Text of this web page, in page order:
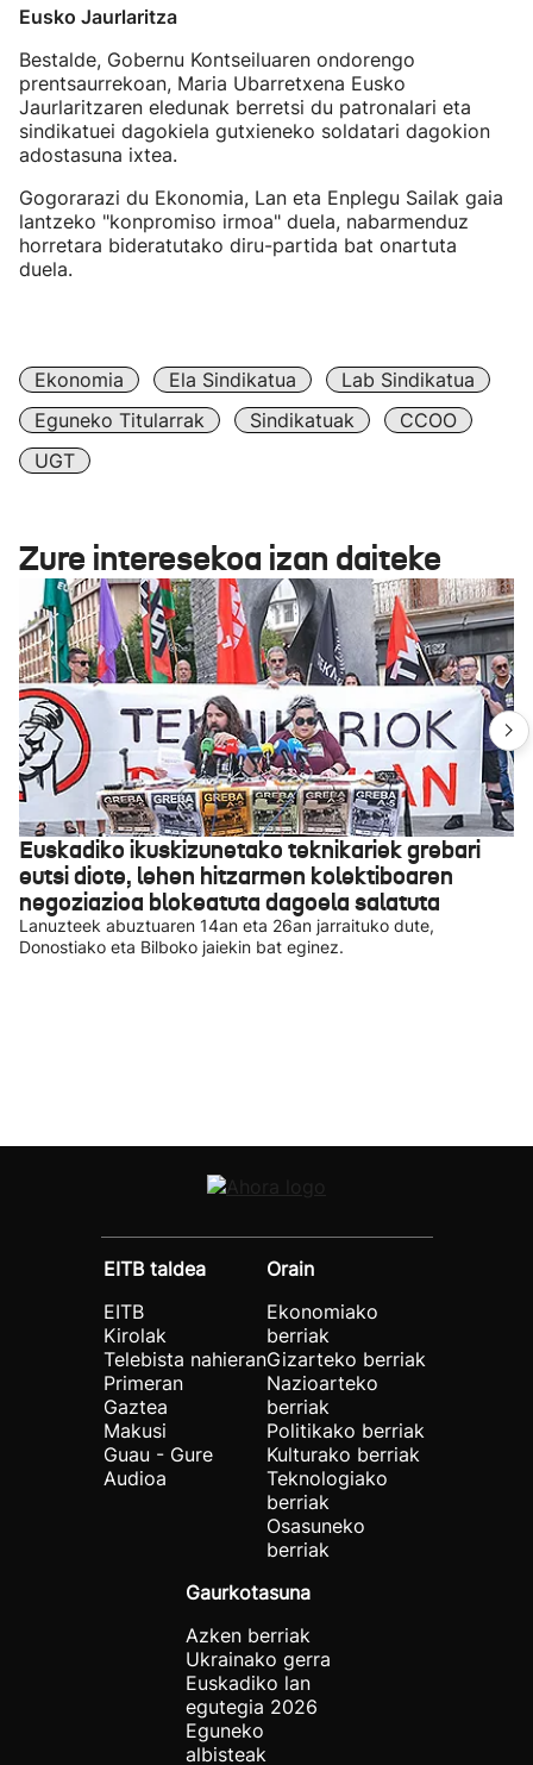
Eusko Jaurlaritza
Bestalde, Gobernu Kontseiluaren ondorengo
prentsaurrekoan, Maria Ubarretxena Eusko
Jaurlaritzaren eledunak berretsi du patronalari eta
sindikatuei dagokiela gutxieneko soldatari dagokion
adostasuna ixtea.
Gogorarazi du Ekonomia, Lan eta Enplegu Sailak gaia
lantzeko "konpromiso irmoa" duela, nabarmenduz
horretara bideratutako diru-partida bat onartuta
duela.
Ekonomia Ela Sindikatua
Lab Sindikatua
Eguneko Titularrak
Sindikatuak
CCOO
UGT
Zure interesekoa izan daiteke
Euskadiko ikuskizunetako teknikariek grebari
eutsi diote, lehen hitzarmen kolektiboaren
negoziazioa blokeatuta dagoela salatuta
Lanuzteek abuztuaren 14an eta 26an jarraituko dute,
Donostiako eta Bilboko jaiekin bat eginez.
EITB taldea
EITB
Kirolak
Telebista nahieran
Primeran
Gaztea
Makusi
Guau - Gure
Audioa
Orain
Ekonomiako
berriak
Gizarteko berriak
Nazioarteko
berriak
Politikako berriak
Kulturako berriak
Teknologiako
berriak
Osasuneko
berriak
Gaurkotasuna
Azken berriak
Ukrainako gerra
Euskadiko lan
egutegia 2026
Eguneko
albisteak